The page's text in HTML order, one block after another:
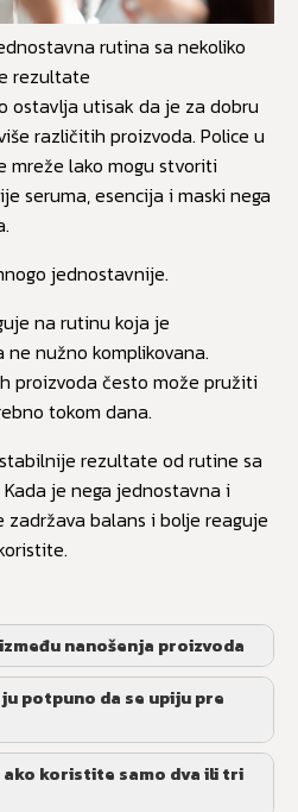
rutina sa nekoliko
rezultate
ostavlja utisak da je za dobru
različitih proizvoda. Police u
mreže lako mogu stvoriti
seruma, esencija i maski nega
jednostavnije.
na rutinu koja je
nužno komplikovana.
proizvoda često može pružiti
tokom dana.
rezultate od rutine sa
je nega jednostavna i
zadržava balans i bolje reaguje
nanošenja proizvoda
potpuno da se upiju pre
koristite samo dva ili tri